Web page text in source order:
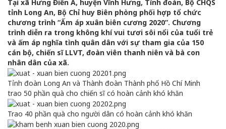
Tại xã Hưng Điền A, huyện Vĩnh Hưng, Tỉnh đoàn, Bộ CHQS
tỉnh Long An, Bộ Chỉ huy Biên phòng phối hợp tổ chức
chương trình “Ấm áp xuân biên cương 2020”. Chương
trình diễn ra trong không khí vui tươi sôi nổi của tuổi trẻ
và ấm áp nghĩa tình quân dân với sự tham gia của 150
cán bộ, chiến sĩ LLVT, đoàn viên thanh niên và bà con
nhân dân của xã.
Tỉnh đoàn Long An và Thành đoàn Thành phố Hồ Chí Minh
trao 50 phần quà cho chiến sĩ có hoàn cảnh khó khăn
Trao 40 phần quà cho người dân có hoàn cảnh khó khăn